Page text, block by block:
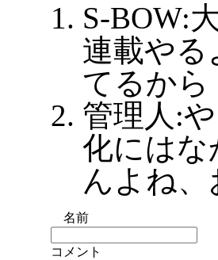
S-BOW:
連載やる
てるから
管理人:
化には
んよね
名前
コメント